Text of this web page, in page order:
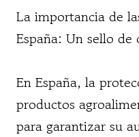
La importancia de
España: Un sello
En España, la
productos
para garantizar su